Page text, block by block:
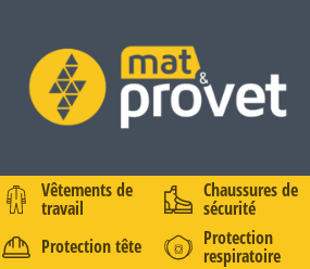
Vêtements de
travail
Chaussures de
sécurité
Protection tête
Protection
respiratoire